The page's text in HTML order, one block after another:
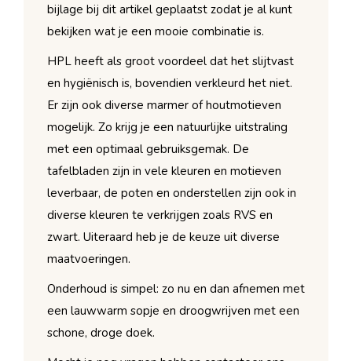
bijlage bij dit artikel geplaatst zodat je al kunt
bekijken wat je een mooie combinatie is.
HPL heeft als groot voordeel dat het slijtvast
en hygiënisch is, bovendien verkleurd het niet.
Er zijn ook diverse marmer of houtmotieven
mogelijk. Zo krijg je een natuurlijke uitstraling
met een optimaal gebruiksgemak. De
tafelbladen zijn in vele kleuren en motieven
leverbaar, de poten en onderstellen zijn ook in
diverse kleuren te verkrijgen zoals RVS en
zwart. Uiteraard heb je de keuze uit diverse
maatvoeringen.
Onderhoud is simpel: zo nu en dan afnemen met
een lauwwarm sopje en droogwrijven met een
schone, droge doek.